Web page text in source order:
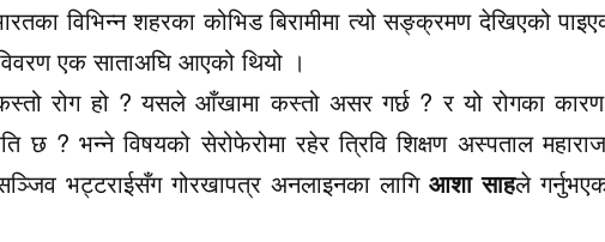
विभिन्न शहरका कोभिड बिरामीमा त्यो सङ्क्रमण देखिएको
एक साताअघि आएको थियो ।
कस्तो रोग हो ? यसले आँखामा कस्तो असर गर्छ ? र यो रोगका
छ ? भन्ने विषयको सेरोफेरोमा रहेर त्रिवि शिक्षण अस्पताल
भट्टराईसँग गोरखापत्र अनलाइनका लागिआशा साहले